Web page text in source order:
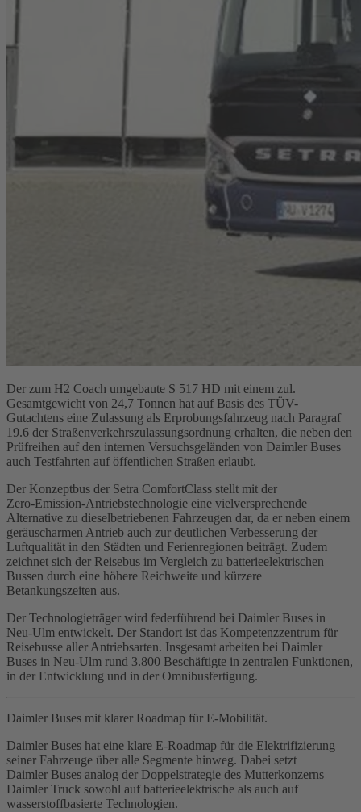
Der zum H2 Coach umgebaute S 517 HD mit einem zul.
Gesamtgewicht von 24,7 Tonnen hat auf Basis des TÜV-
Gutachtens eine Zulassung als Erprobungsfahrzeug nach Paragraf
19.6 der Straßenverkehrszulassungsordnung erhalten, die neben den
Prüfreihen auf den internen Versuchsgeländen von Daimler Buses
auch Testfahrten auf öffentlichen Straßen erlaubt.
Der Konzeptbus der Setra ComfortClass stellt mit der
Zero‑Emission‑Antriebstechnologie eine vielversprechende
Alternative zu dieselbetriebenen Fahrzeugen dar, da er neben einem
geräuscharmen Antrieb auch zur deutlichen Verbesserung der
Luftqualität in den Städten und Ferienregionen beiträgt. Zudem
zeichnet sich der Reisebus im Vergleich zu batterieelektrischen
Bussen durch eine höhere Reichweite und kürzere
Betankungszeiten aus.
Der Technologieträger wird federführend bei Daimler Buses in
Neu‑Ulm entwickelt. Der Standort ist das Kompetenzzentrum für
Reisebusse aller Antriebsarten. Insgesamt arbeiten bei Daimler
Buses in Neu-Ulm rund 3.800 Beschäftigte in zentralen Funktionen,
in der Entwicklung und in der Omnibusfertigung.
Daimler Buses mit klarer Roadmap für E‑Mobilität.
Daimler Buses hat eine klare E-Roadmap für die Elektrifizierung
seiner Fahrzeuge über alle Segmente hinweg. Dabei setzt
Daimler Buses analog der Doppelstrategie des Mutterkonzerns
Daimler Truck sowohl auf batterieelektrische als auch auf
wasserstoffbasierte Technologien.